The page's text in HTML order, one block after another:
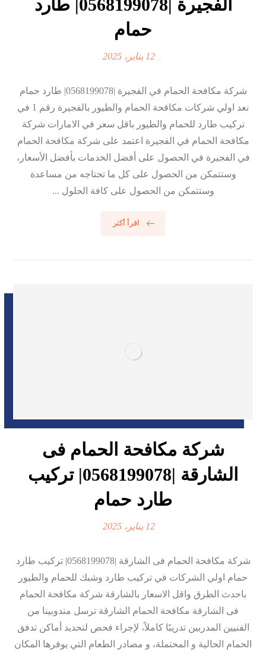
الفجيرة |0568199078| طارد
حمام
12 يناير، 2025
شركة مكافحة الحمام في الفجيرة |0568199078| طارد حمام
نعد اولي شركات مكافحة الحمام والطيور بالفجيرة رقم 1 في
تركيب طارد للحمام والطيور باقل سعر في الامارات شركة
مكافحة الحمام في الفجيرة اعتمد على شركة مكافحة الحمام
في الفجيرة في الحصول على أفضل الخدمات بأفضل الأسعار،
وستتمكن من الحصول على كل ما تحتاجه من مساعدة
وستتمكن من الحصول على كافة الحلول ...
اقرأ أكثر
شركة مكافحة الحمام فى
الشارقة |0568199078| تركيب
طارد حمام
12 يناير، 2025
شركة مكافحة الحمام فى الشارقة |0568199078| تركيب طارد
حمام اولي الشركات في تركيب طارد وشبك للحمام والطيور
باحدث الطرق واقل الاسعار بالشارقة شركة مكافحة الحمام
فى الشارقة مكافحة الحمام الشارقة ترسل مندوبينا من
الفنيين المدربين تدريبًا كاملاً، لإجراء فحص لتحديد أماكن تدفق
الحمام الحالية و المحتملة، و مصادر الطعام التي يوفرها المكان